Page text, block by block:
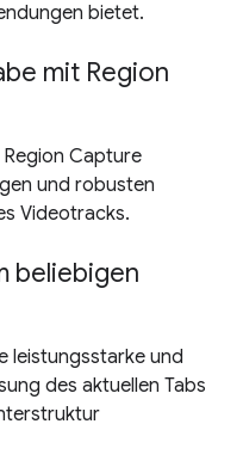
bietet.
mit Region
Capture
und robusten
Videotracks.
beliebigen
leistungsstarke und
des aktuellen Tabs